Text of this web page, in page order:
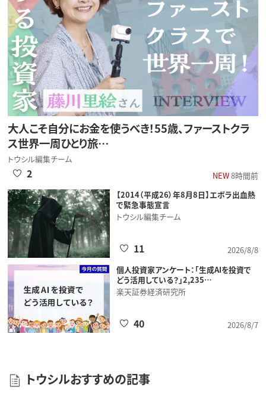
大人こそ自分にお金を使うべき！55歳、ファーストクラ
ス世界一周ひとり旅…
トウシル編集チーム
NEW8時間前
2
【2014（平成26）年8月8日】エボラ出血熱
で緊急事態宣言
トウシル編集チーム
2026/8/8
11
個人投資家アンケート：「生成AIを投資で
どう活用している？」2,235…
楽天証券経済研究所
2026/8/7
40
トウシルおすすめの記事